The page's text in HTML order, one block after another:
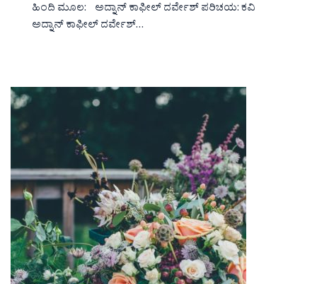
ಹಿಂದಿ ಮೂಲ: ಅದ್ನಾನ್ ಕಾಫೀಲ್ ದರ್ವೇಶ್ ಪರಿಚಯ: ಕವಿ
ಅದ್ನಾನ್ ಕಾಫೀಲ್ ದರ್ವೇಶ್…